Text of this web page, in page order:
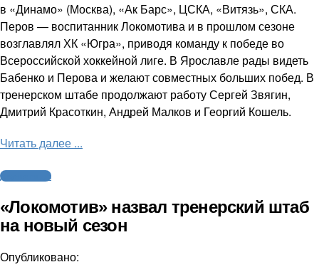
в «Динамо» (Москва), «Ак Барс», ЦСКА, «Витязь», СКА.
Перов — воспитанник Локомотива и в прошлом сезоне
возглавлял ХК «Югра», приводя команду к победе во
Всероссийской хоккейной лиге. В Ярославле рады видеть
Бабенко и Перова и желают совместных больших побед. В
тренерском штабе продолжают работу Сергей Звягин,
Дмитрий Красоткин, Андрей Малков и Георгий Кошель.
Читать далее ...
Другие виды
«Локомотив» назвал тренерский штаб
на новый сезон
Опубликовано: